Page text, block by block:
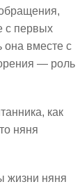
с первых
она вместе с
— роль
как
няня
жизни няня